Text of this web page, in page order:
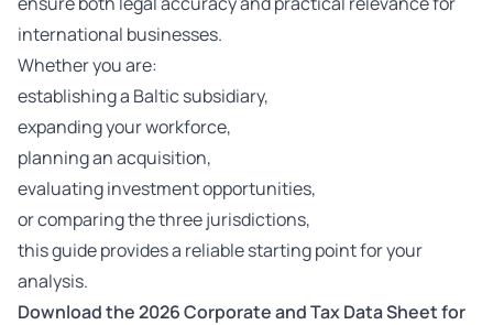
international businesses.
Whether you are:
establishing a Baltic subsidiary,
expanding your workforce,
planning an acquisition,
evaluating investment opportunities,
or comparing the three jurisdictions,
this guide provides a reliable starting point for your
analysis.
Download the 2026 Corporate and Tax Data Sheet for